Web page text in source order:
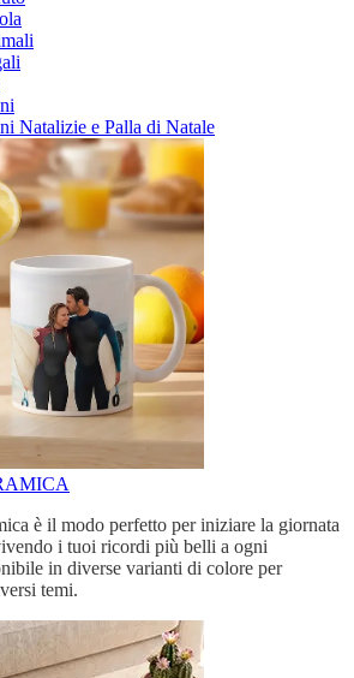
Natalizie e Palla di Natale
è il modo perfetto per iniziare la giornata
i tuoi ricordi più belli a ogni
in diverse varianti di colore per
temi.